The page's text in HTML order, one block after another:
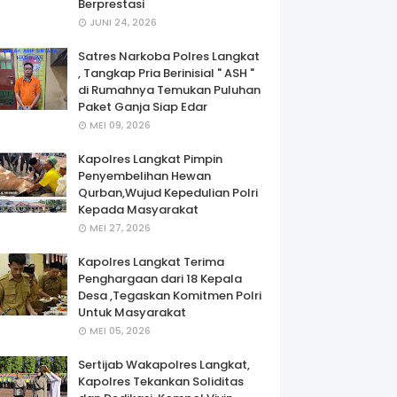
Berprestasi
JUNI 24, 2026
Satres Narkoba Polres Langkat
, Tangkap Pria Berinisial " ASH "
di Rumahnya Temukan Puluhan
Paket Ganja Siap Edar
MEI 09, 2026
Kapolres Langkat Pimpin
Penyembelihan Hewan
Qurban,Wujud Kepedulian Polri
Kepada Masyarakat
MEI 27, 2026
Kapolres Langkat Terima
Penghargaan dari 18 Kepala
Desa ,Tegaskan Komitmen Polri
Untuk Masyarakat
MEI 05, 2026
Sertijab Wakapolres Langkat,
Kapolres Tekankan Soliditas